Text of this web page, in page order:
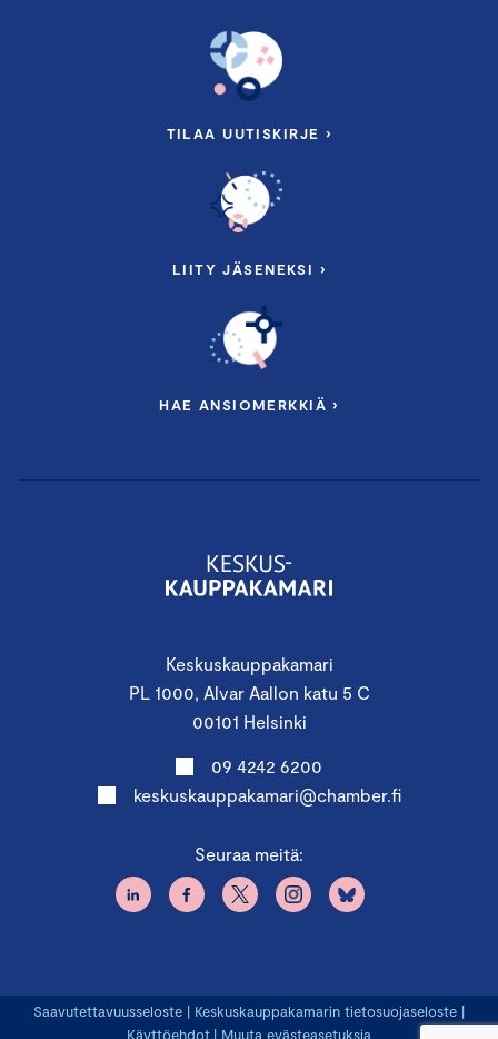
Keskuskauppakamari
PL 1000, Alvar Aallon katu 5 C
00101 Helsinki
09 4242 6200
keskuskauppakamari@chamber.fi
Seuraa meitä:
TILAA UUTISKIRJE ›
LIITY JÄSENEKSI ›
HAE ANSIOMERKKIÄ ›
Saavutettavuusseloste | Keskuskauppakamarin tietosuojaseloste |
Käyttöehdot | Muuta evästeasetuksia